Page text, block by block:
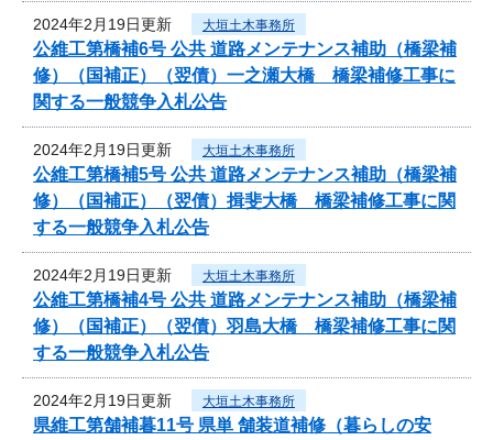
2024年2月19日更新 大垣土木事務所
公維工第橋補6号 公共 道路メンテナンス補助（橋梁補
修）（国補正）（翌債）一之瀬大橋 橋梁補修工事に
関する一般競争入札公告
2024年2月19日更新 大垣土木事務所
公維工第橋補5号 公共 道路メンテナンス補助（橋梁補
修）（国補正）（翌債）揖斐大橋 橋梁補修工事に関
する一般競争入札公告
2024年2月19日更新 大垣土木事務所
公維工第橋補4号 公共 道路メンテナンス補助（橋梁補
修）（国補正）（翌債）羽島大橋 橋梁補修工事に関
する一般競争入札公告
2024年2月19日更新 大垣土木事務所
県維工第舗補暮11号 県単 舗装道補修（暮らしの安